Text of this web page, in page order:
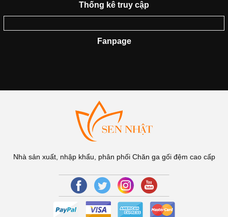
Thống kê truy cập
Fanpage
Nhà sản xuất, nhập khẩu, phân phối Chăn ga gối đệm cao cấp